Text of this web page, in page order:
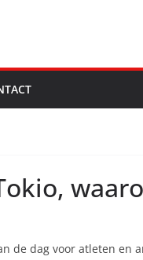
de dag voor atleten en